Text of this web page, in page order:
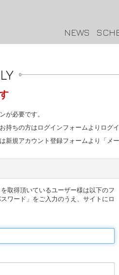
NEWS
が必要です。
持ちの方はログインフォームよりログ
新規アカウント登録フォームより「
取得頂いているユーザー様は以下のフ
ワード」をご入力のうえ、サイトにロ